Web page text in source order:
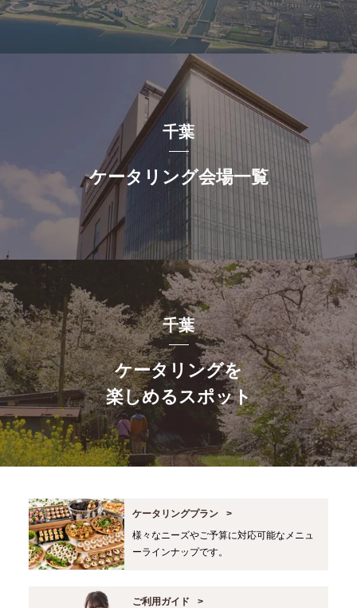
千葉
ケータリング会場一覧
千葉
ケータリングを
楽しめるスポット
ケータリングプラン
様々なニーズやご予算に対応可能なメニュ
ーラインナップです。
ご利用ガイド